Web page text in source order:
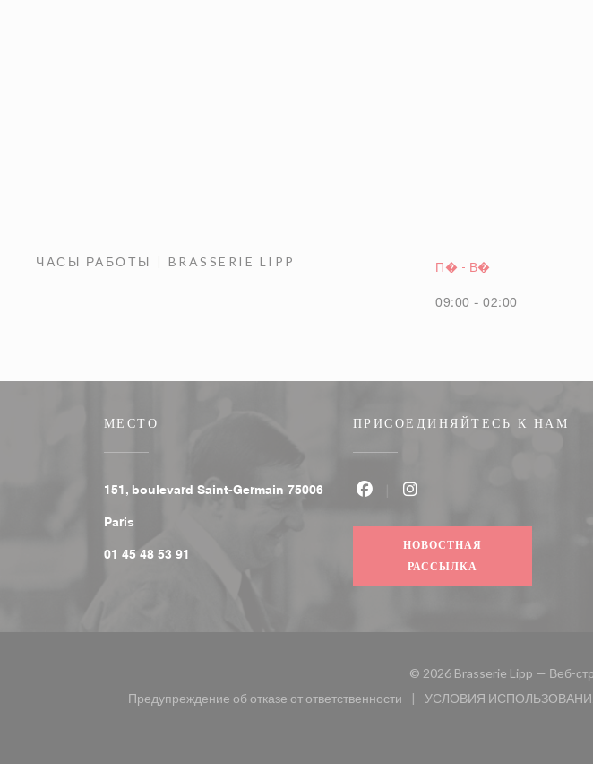
ЧАСЫ РАБОТЫ BRASSERIE LIPP П� - В�
09:00 - 02:00
МЕСТО
151, boulevard Saint-Germain 75006
Paris((открывается в новом окне))
01 45 48 53 91
ПРИСОЕДИНЯЙТЕСЬ К НАМ
НОВОСТНАЯ
РАССЫЛКА
© 2026 Brasserie Lipp — Веб-
Предупреждение об отказе от ответственности
((открывается в новом окне))
УСЛОВИЯ